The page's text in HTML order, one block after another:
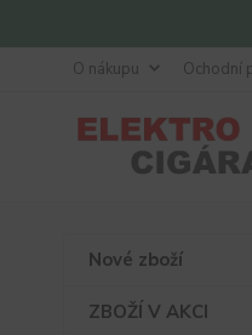
O nákupu Ochodní
Nové zboží
ZBOŽÍ V AKCI